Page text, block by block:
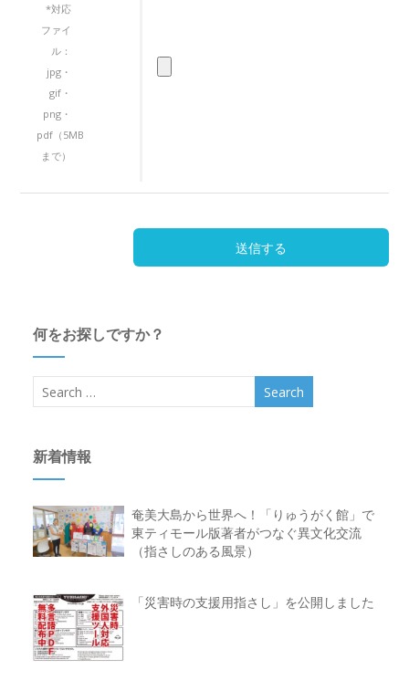
*対応
ファイ
ル：
jpg・
gif・
png・
pdf（5MB
まで）
何をお探しですか？
新着情報
奄美大島から世界へ！「りゅうがく館」で
東ティモール版著者がつなぐ異文化交流
（指さしのある風景）
「災害時の支援用指さし」を公開しました